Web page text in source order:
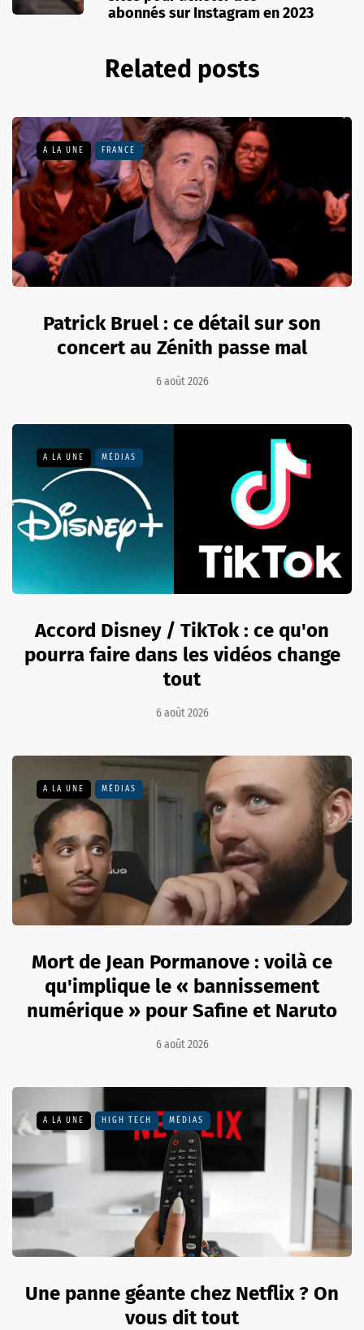
abonnés sur Instagram en 2023
Related posts
A LA UNE FRANCE
Patrick Bruel : ce détail sur son
concert au Zénith passe mal
6 août 2026
A LA UNE MÉDIAS
Accord Disney / TikTok : ce qu'on
pourra faire dans les vidéos change
tout
6 août 2026
A LA UNE MÉDIAS
Mort de Jean Pormanove : voilà ce
qu'implique le « bannissement
numérique » pour Safine et Naruto
6 août 2026
A LA UNE HIGH TECH MÉDIAS
Une panne géante chez Netflix ? On
vous dit tout